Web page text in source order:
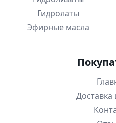
Гидролаты
Эфирные масла
Доставка